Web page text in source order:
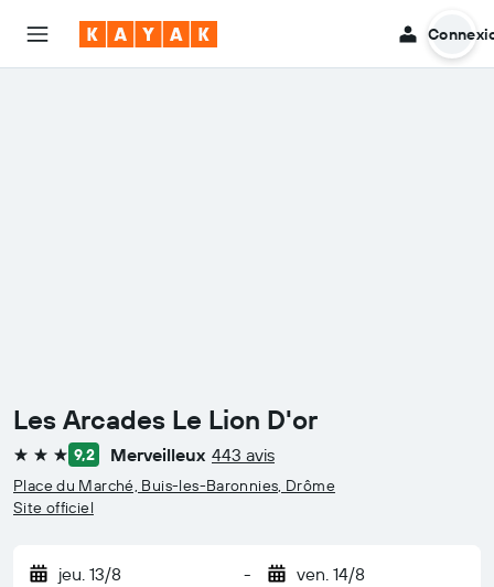
Les Arcades Le Lion D'or
3 étoiles9,2 Merveilleux 443 avis
Place du Marché, Buis-les-Baronnies, Drôme
Site officiel
jeu. 13/8 - ven. 14/8